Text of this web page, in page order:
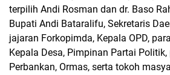
terpilih Andi Rosman dan dr. Baso
Bupati Andi Bataralifu, Sekretaris
jajaran Forkopimda, Kepala OPD,
Kepala Desa, Pimpinan Partai
Perbankan, Ormas, serta tokoh